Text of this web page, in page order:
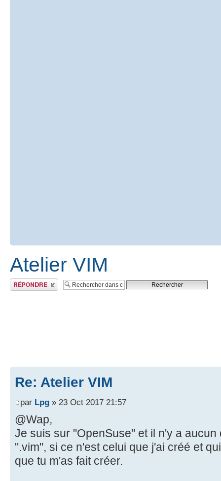
Atelier VIM
Publier une réponse
Re: Atelier VIM
par Lpg » 23 Oct 2017 21:57
@Wap,
Je suis sur "OpenSuse" et il n'y a
".vim", si ce n'est celui que j'ai créé et
que tu m'as fait créer.